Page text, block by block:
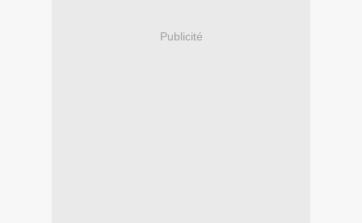
Publicité